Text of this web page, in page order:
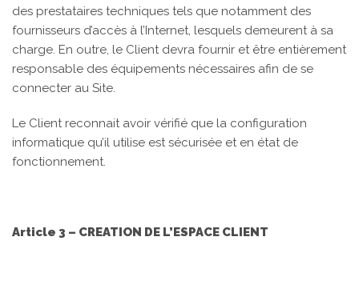
des prestataires techniques tels que notamment des
fournisseurs d’accès à l’Internet, lesquels demeurent à sa
charge. En outre, le Client devra fournir et être entièrement
responsable des équipements nécessaires afin de se
connecter au Site.
Le Client reconnait avoir vérifié que la configuration
informatique qu’il utilise est sécurisée et en état de
fonctionnement.
Article 3 – CREATION DE L’ESPACE CLIENT